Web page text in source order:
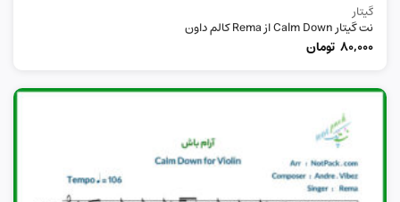
گیتار
نت گیتار Calm Down از Rema کالم داون
80,000 تومان